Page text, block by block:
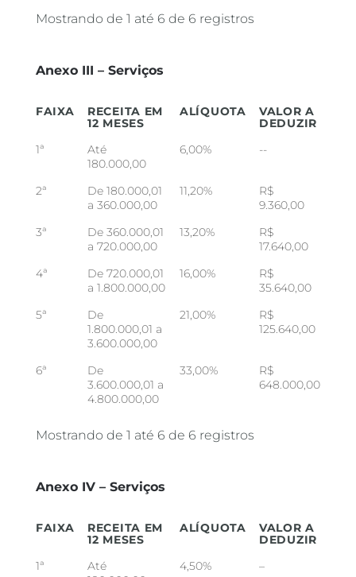
Mostrando de 1 até 6 de 6 registros
Anexo III – Serviços
FAIXA
RECEITA EM
12 MESES
ALÍQUOTA
VALOR A
DEDUZIR
1ª
Até
180.000,00
6,00% --
2ª
De 180.000,01
a 360.000,00
11,20%
R$
9.360,00
3ª
De 360.000,01
a 720.000,00
13,20%
R$
17.640,00
4ª
De 720.000,01
a 1.800.000,00
16,00%
R$
35.640,00
5ª
De
1.800.000,01 a
3.600.000,00
21,00%
R$
125.640,00
6ª
De
3.600.000,01 a
4.800.000,00
33,00%
R$
648.000,00
Mostrando de 1 até 6 de 6 registros
Anexo IV – Serviços
FAIXA
RECEITA EM
12 MESES
ALÍQUOTA
VALOR A
DEDUZIR
1ª
Até
4,50% –